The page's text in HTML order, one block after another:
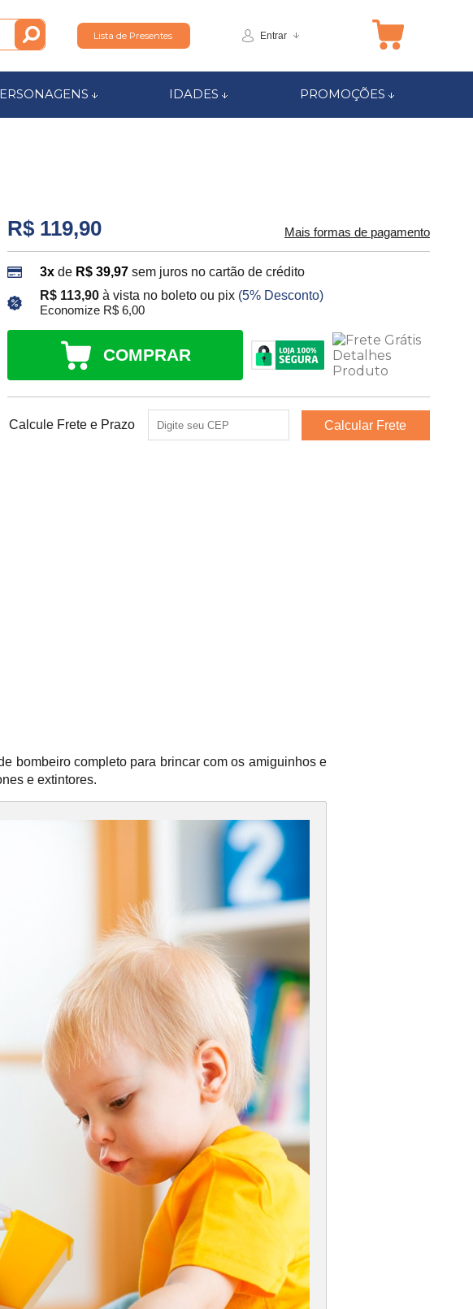
Lista de Presentes Entrar
IDADES PROMOÇÕES
R$ 119,90 Mais formas de pagamento
3x de R$ 39,97 sem juros no cartão de crédito
R$ 113,90à vista no boleto ou pix (5% Desconto)
Economize R$ 6,00
COMPRAR
Calcule Frete e Prazo
bombeiro completo para brincar com os amiguinhos e
e extintores.